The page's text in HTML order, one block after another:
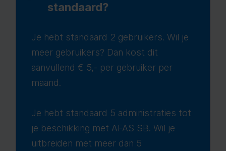
standaard?
Je hebt standaard 2 gebruikers. Wil je
meer gebruikers? Dan kost dit
aanvullend € 5,- per gebruiker per
maand.
Je hebt standaard 5 administraties tot
je beschikking met AFAS SB. Wil je
uitbreiden met meer dan 5